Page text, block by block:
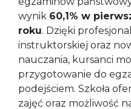
wynik 60,1% w
roku. Dzięki
instruktorskiej oraz
nauczania, kursanci
przygotowanie do
podejściem. Szkoła
zajęć oraz możliwość